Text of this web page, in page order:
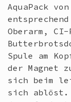
AquaPack
Oberarm,
Spule am
der Magnet
sich beim
sich ablöst.